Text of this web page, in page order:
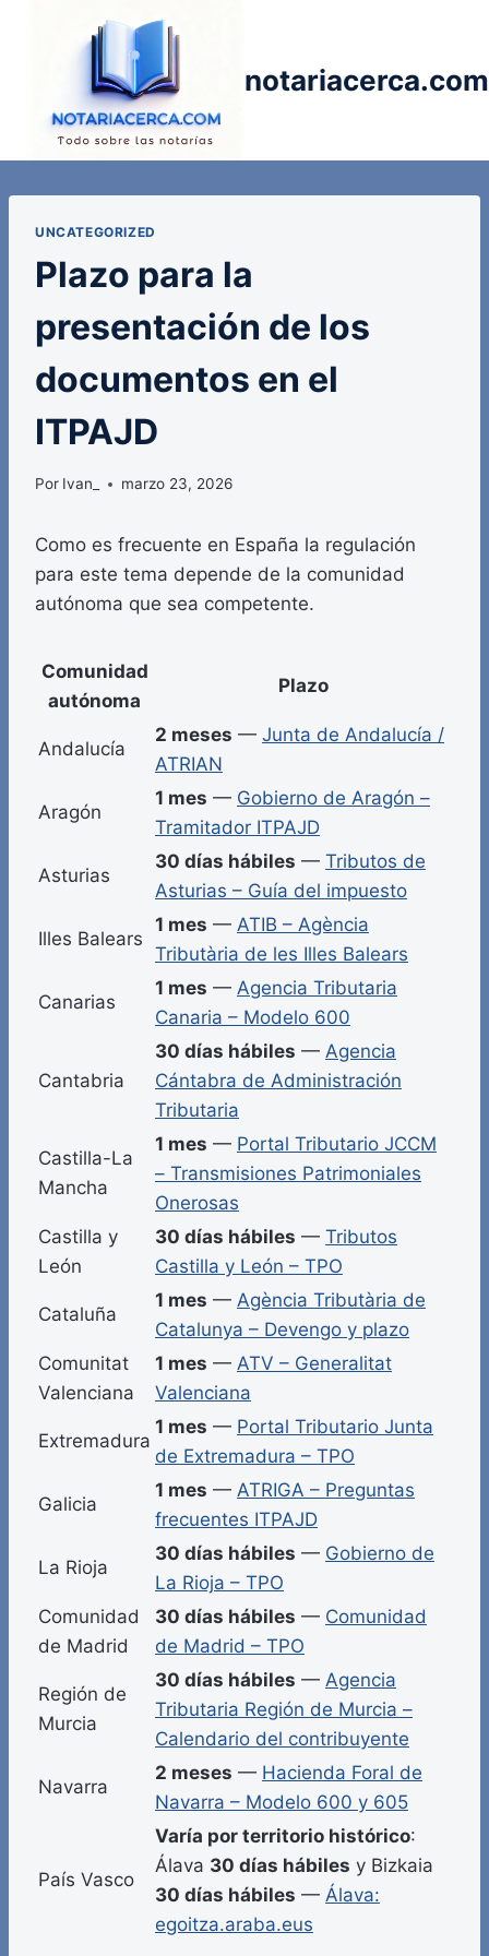
notariacerca.com
UNCATEGORIZED
Plazo para la
presentación de los
documentos en el
ITPAJD
Por Ivan_ marzo 23, 2026
Como es frecuente en España la regulación
para este tema depende de la comunidad
autónoma que sea competente.
Comunidad
autónoma
Plazo
Andalucía
2 meses — Junta de Andalucía /
ATRIAN
Aragón
1 mes — Gobierno de Aragón –
Tramitador ITPAJD
Asturias
30 días hábiles — Tributos de
Asturias – Guía del impuesto
Illes Balears
1 mes — ATIB – Agència
Tributària de les Illes Balears
Canarias
1 mes — Agencia Tributaria
Canaria – Modelo 600
Cantabria
30 días hábiles — Agencia
Cántabra de Administración
Tributaria
Castilla-La
Mancha
1 mes — Portal Tributario JCCM
– Transmisiones Patrimoniales
Onerosas
Castilla y
León
30 días hábiles — Tributos
Castilla y León – TPO
Cataluña
1 mes — Agència Tributària de
Catalunya – Devengo y plazo
Comunitat
Valenciana
1 mes — ATV – Generalitat
Valenciana
Extremadura
1 mes — Portal Tributario Junta
de Extremadura – TPO
Galicia
1 mes — ATRIGA – Preguntas
frecuentes ITPAJD
La Rioja
30 días hábiles — Gobierno de
La Rioja – TPO
Comunidad
de Madrid
30 días hábiles — Comunidad
de Madrid – TPO
Región de
Murcia
30 días hábiles — Agencia
Tributaria Región de Murcia –
Calendario del contribuyente
Navarra
2 meses — Hacienda Foral de
Navarra – Modelo 600 y 605
País Vasco
Varía por territorio histórico:
Álava 30 días hábiles y Bizkaia
30 días hábiles — Álava:
egoitza.araba.eus